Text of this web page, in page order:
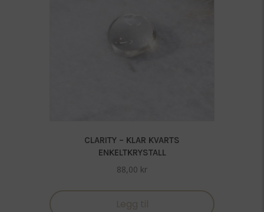
CLARITY – KLAR KVARTS
ENKELTKRYSTALL
88,00 kr
Legg til